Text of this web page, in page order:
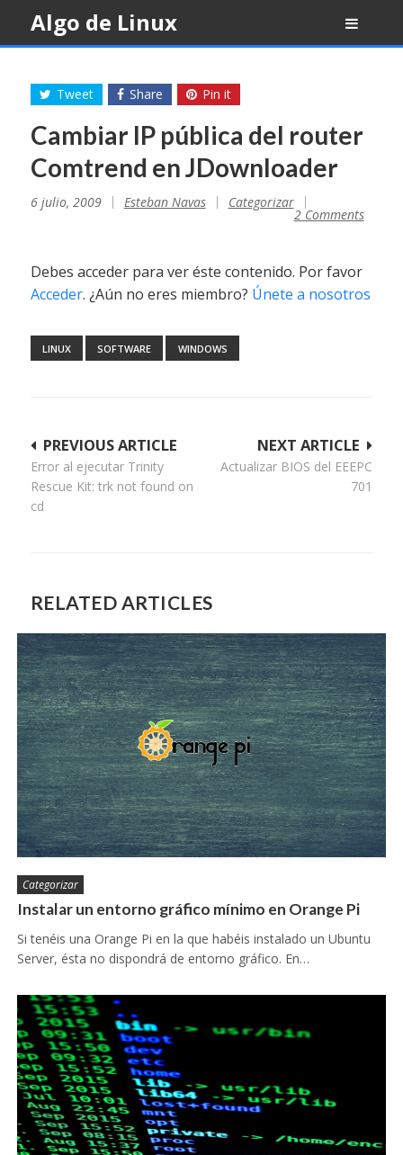
content
Algo de Linux
Tweet Share Pin it
Cambiar IP pública del router
Comtrend en JDownloader
6 julio, 2009 Esteban Navas Categorizar
2 Comments
Debes acceder para ver éste contenido. Por favor
Acceder. ¿Aún no eres miembro? Únete a nosotros
LINUX SOFTWARE WINDOWS
Navegación
de
entradas
NEXT ARTICLE
Actualizar BIOS del EEEPC
701
PREVIOUS ARTICLE
Error al ejecutar Trinity
Rescue Kit: trk not found on
cd
RELATED ARTICLES
Categorizar
Instalar un entorno gráfico mínimo en Orange Pi
Si tenéis una Orange Pi en la que habéis instalado un Ubuntu
Server, ésta no dispondrá de entorno gráfico. En…